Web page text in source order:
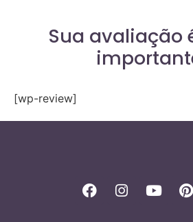
Sua avaliação
[wp-review]